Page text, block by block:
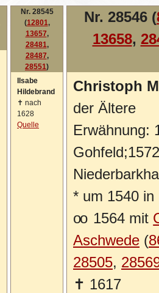
Nr. 28545
(12801,
13657,
28481,
28487,
28551)
Ilsabe
Hildebrand
✝ nach
1628
Quelle
Nr. 28546 (
13658,
Christoph
der Ältere
Erwähnung:
* um 1540 in
oo 1564 mit
Aschwede (
28505,
✝ 1617